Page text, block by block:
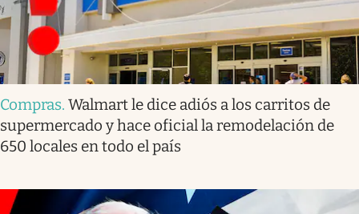
Compras. Walmart le dice adiós a los carritos de
supermercado y hace oficial la remodelación de
650 locales en todo el país